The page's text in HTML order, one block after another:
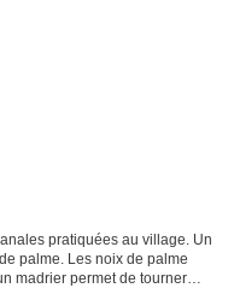
pratiquées au village. Un
palme. Les noix de palme
madrier permet de tourner